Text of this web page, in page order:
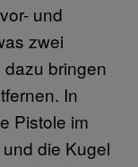
und
zwei
bringen
In
Pistole im
die Kugel